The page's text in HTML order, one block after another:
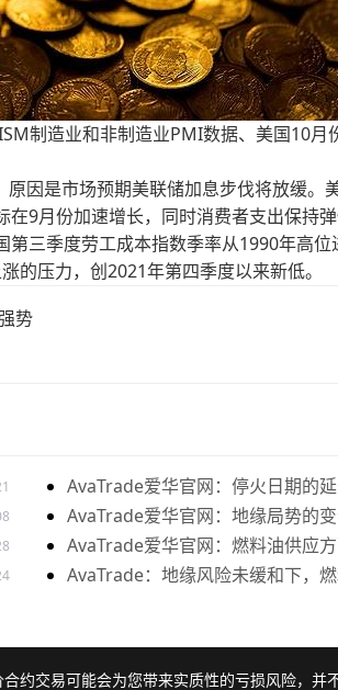
制造业和非制造业PMI数据、美国10月
因是市场预期美联储加息步伐将放缓。
9月份加速增长，同时消费者支出保持
三季度劳工成本指数季率从1990年高
的压力，创2021年第四季度以来新低。
势
AvaTrade爱华官网：停火日期的
价格开盘上涨
AvaTrade爱华官网：地缘局势的
市场影响，美原油价格上涨
AvaTrade爱华官网：燃料油供应
油价出现下跌
AvaTrade：地缘风险未缓和下，
合约交易可能会为您带来实质性的亏损风险，并